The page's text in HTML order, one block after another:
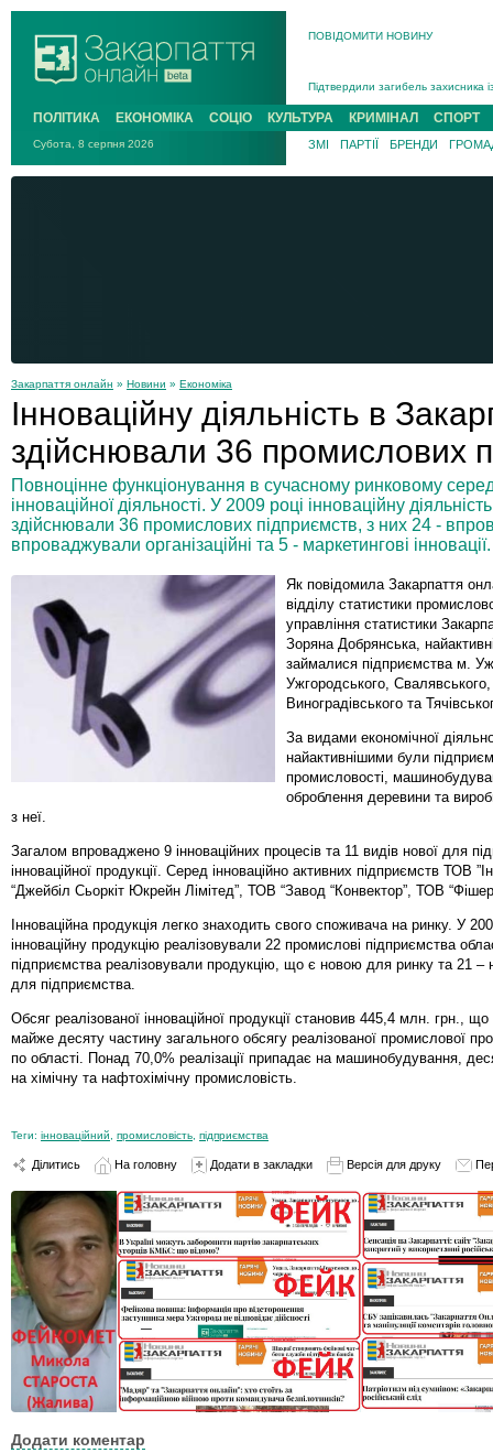
ПОВІДОМИТИ НОВИНУ
В Ужгороді попрощаються із
Підтвердили загибель
На війні з рф поліг військовий з
На війні загинув 26-річний
ПОЛІТИКА ЕКОНОМІКА СОЦІО КУЛЬТУРА КРИМІНАЛ СПОРТ
Субота, 8 серпня 2026 ЗМІ ПАРТІЇ БРЕНДИ
Закарпаття онлайн » Новини » Економіка
Інноваційну діяльність в
здійснювали 36 промислових
Повноцінне функціонування в сучасному ринковому
інноваційної діяльності. У 2009 році інноваційну
здійснювали 36 промислових підприємств, з них 24 -
впроваджували організаційні та 5 - маркетингові інновації.
Як повідомила Закарпаття
відділу статистики
управління статистики
Зоряна Добрянська,
займалися підприємства м.
Ужгородського, Свалявського,
Виноградівського та
За видами економічної
найактивнішими були
промисловості,
оброблення деревини та
з неї.
Загалом впроваджено 9 інноваційних процесів та 11 видів нової для
інноваційної продукції. Серед інноваційно активних підприємств ТОВ
“Джейбіл Сьоркіт Юкрейн Лімітед”, ТОВ “Завод “Конвектор”, ТОВ
Інноваційна продукція легко знаходить свого споживача на ринку. У
інноваційну продукцію реалізовували 22 промислові підприємства
підприємства реалізовували продукцію, що є новою для ринку та 21 –
для підприємства.
Обсяг реалізованої інноваційної продукції становив 445,4 млн. грн.,
майже десяту частину загального обсягу реалізованої промислової
по області. Понад 70,0% реалізації припадає на машинобудування,
на хімічну та нафтохімічну промисловість.
Теги: інноваційний промисловість підприємства
Ділитись На головну Додати в закладки Версія для друку
Додати коментар